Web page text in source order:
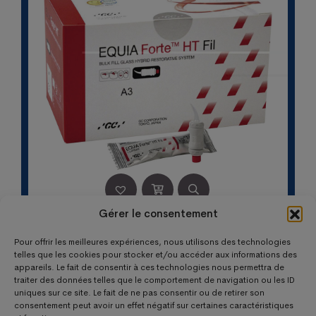
Gérer le consentement
Pour offrir les meilleures expériences, nous utilisons des technologies
telles que les cookies pour stocker et/ou accéder aux informations des
appareils. Le fait de consentir à ces technologies nous permettra de
traiter des données telles que le comportement de navigation ou les ID
uniques sur ce site. Le fait de ne pas consentir ou de retirer son
consentement peut avoir un effet négatif sur certaines caractéristiques
GC EQUIA FORTE HT REFILL PACK A3
235,20€Le
prix
initial
était :
134,00€Le
prix
actuel
est :